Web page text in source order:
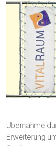
Übernahme
Erweiterung